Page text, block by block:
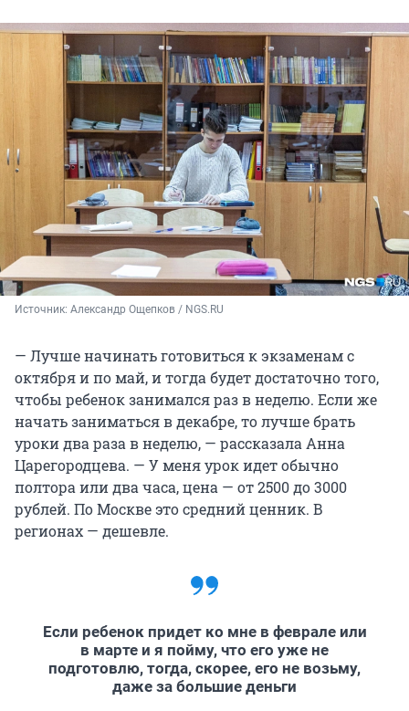
Источник: Александр Ощепков / NGS.RU
— Лучше начинать готовиться к экзаменам с
октября и по май, и тогда будет достаточно того,
чтобы ребенок занимался раз в неделю. Если же
начать заниматься в декабре, то лучше брать
уроки два раза в неделю, — рассказала Анна
Царегородцева. — У меня урок идет обычно
полтора или два часа, цена — от 2500 до 3000
рублей. По Москве это средний ценник. В
регионах — дешевле.
Если ребенок придет ко мне в феврале или
в марте и я пойму, что его уже не
подготовлю, тогда, скорее, его не возьму,
даже за большие деньги